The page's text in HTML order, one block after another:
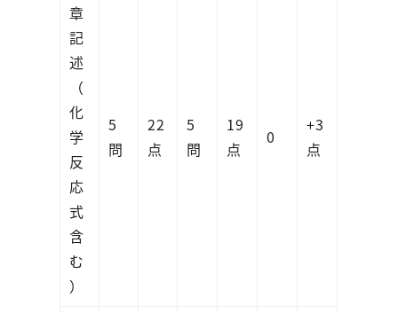
章
記
述
（
化
学
反
応
式
含
む
）
5
問
22
点
5
問
19
点
0
+3
点